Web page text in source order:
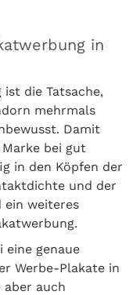
in
die Tatsache,
mehrmals
Damit
bei gut
in den Köpfen der
und der
ein weiteres
eine genaue
Werbe-Plakate in
auch